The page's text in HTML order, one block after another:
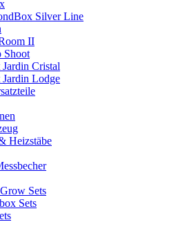
Silver Line
II
Shoot
Jardin Cristal
Jardin Lodge
Heizstäbe
Sets
Sets